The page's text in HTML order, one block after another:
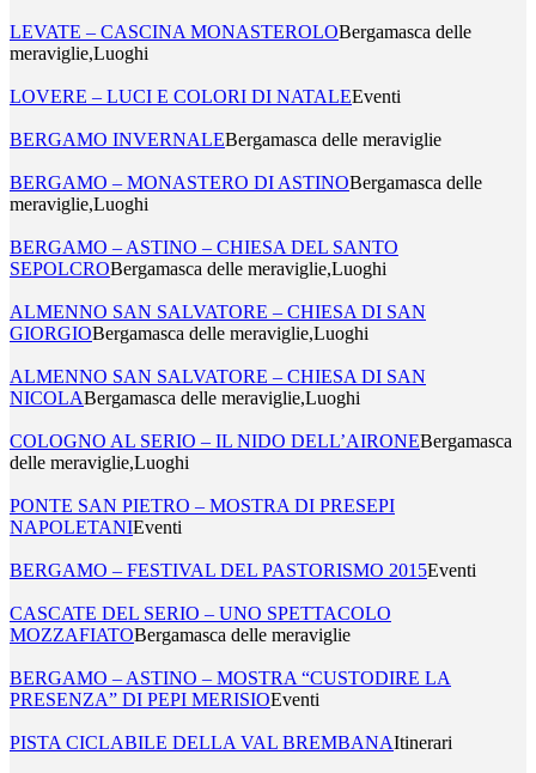
LEVATE – CASCINA MONASTEROLOBergamasca delle
meraviglie,Luoghi
LOVERE – LUCI E COLORI DI NATALEEventi
BERGAMO INVERNALEBergamasca delle meraviglie
BERGAMO – MONASTERO DI ASTINOBergamasca delle
meraviglie,Luoghi
BERGAMO – ASTINO – CHIESA DEL SANTO
SEPOLCROBergamasca delle meraviglie,Luoghi
ALMENNO SAN SALVATORE – CHIESA DI SAN
GIORGIOBergamasca delle meraviglie,Luoghi
ALMENNO SAN SALVATORE – CHIESA DI SAN
NICOLABergamasca delle meraviglie,Luoghi
COLOGNO AL SERIO – IL NIDO DELL’AIRONEBergamasca
delle meraviglie,Luoghi
PONTE SAN PIETRO – MOSTRA DI PRESEPI
NAPOLETANIEventi
BERGAMO – FESTIVAL DEL PASTORISMO 2015Eventi
CASCATE DEL SERIO – UNO SPETTACOLO
MOZZAFIATOBergamasca delle meraviglie
BERGAMO – ASTINO – MOSTRA “CUSTODIRE LA
PRESENZA” DI PEPI MERISIOEventi
PISTA CICLABILE DELLA VAL BREMBANAItinerari